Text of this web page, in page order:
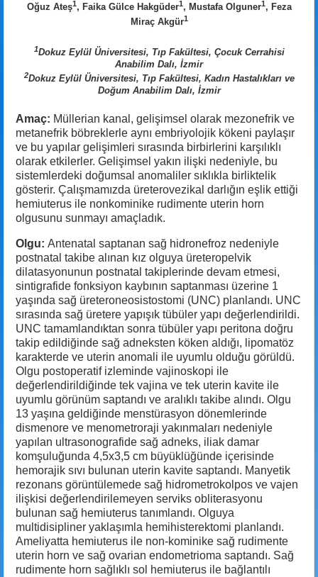
Oğuz Ateş1, Faika Gülce Hakgüder1, Mustafa Olguner1, Feza
Miraç Akgür1
1Dokuz Eylül Üniversitesi, Tıp Fakültesi, Çocuk Cerrahisi
Anabilim Dalı, İzmir
2Dokuz Eylül Üniversitesi, Tıp Fakültesi, Kadın Hastalıkları ve
Doğum Anabilim Dalı, İzmir
Amaç: Müllerian kanal, gelişimsel olarak mezonefrik ve
metanefrik böbreklerle aynı embriyolojik kökeni paylaşır
ve bu yapılar gelişimleri sırasında birbirlerini karşılıklı
olarak etkilerler. Gelişimsel yakın ilişki nedeniyle, bu
sistemlerdeki doğumsal anomaliler sıklıkla birliktelik
gösterir. Çalışmamızda üreterovezikal darlığın eşlik ettiği
hemiuterus ile nonkominike rudimente uterin horn
olgusunu sunmayı amaçladık.
Olgu: Antenatal saptanan sağ hidronefroz nedeniyle
postnatal takibe alınan kız olguya üreteropelvik
dilatasyonunun postnatal takiplerinde devam etmesi,
sintigrafide fonksiyon kaybının saptanması üzerine 1
yaşında sağ üreteroneosistostomi (UNC) planlandı. UNC
sırasında sağ üretere yapışık tübüler yapı değerlendirildi.
UNC tamamlandıktan sonra tübüler yapı peritona doğru
takip edildiğinde sağ adneksten köken aldığı, lipomatöz
karakterde ve uterin anomali ile uyumlu olduğu görüldü.
Olgu postoperatif izleminde vajinoskopi ile
değerlendirildiğinde tek vajina ve tek uterin kavite ile
uyumlu görünüm saptandı ve aralıklı takibe alındı. Olgu
13 yaşına geldiğinde menstürasyon dönemlerinde
dismenore ve menometroraji yakınmaları nedeniyle
yapılan ultrasonografide sağ adneks, iliak damar
komşuluğunda 4,5x3,5 cm büyüklüğünde içerisinde
hemorajik sıvı bulunan uterin kavite saptandı. Manyetik
rezonans görüntülemede sağ hidrometrokolpos ve vajen
ilişkisi değerlendirilemeyen serviks obliterasyonu
bulunan sağ hemiuterus tanımlandı. Olguya
multidisipliner yaklaşımla hemihisterektomi planlandı.
Ameliyatta hemiuterus ile non-kominike sağ rudimente
uterin horn ve sağ ovarian endometrioma saptandı. Sağ
rudimente horn sağlıklı sol hemiuterus ile bağlantılı